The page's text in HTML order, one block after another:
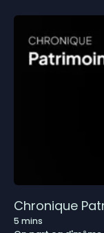
Chronique
5 mins